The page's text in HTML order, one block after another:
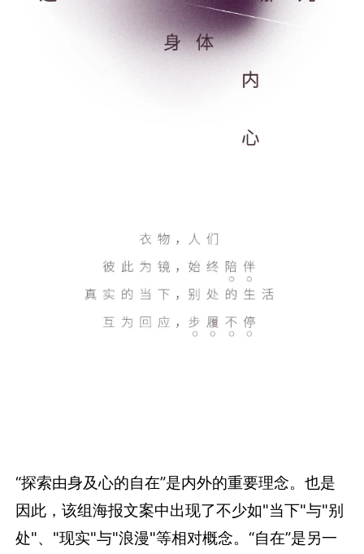
“探索由身及心的自在”是内外的重要理念。也是
因此，该组海报文案中出现了不少如"当下"与"别
处"、"现实"与"浪漫"等相对概念。“自在”是另一